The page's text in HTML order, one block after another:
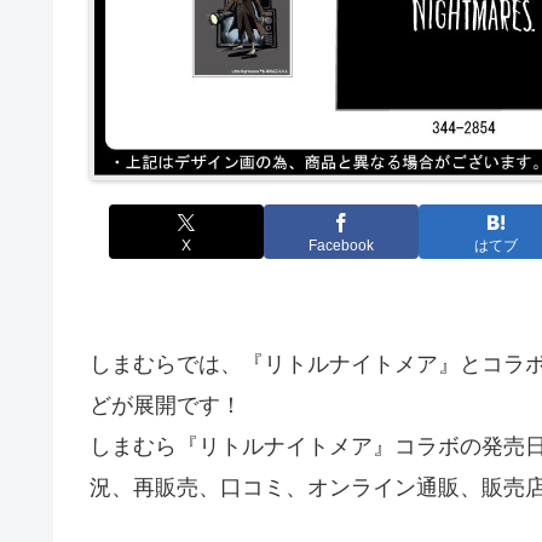
X Facebook はてブ
しまむらでは、『リトルナイトメア』とコ
どが展開です！
しまむら『リトルナイトメア』コラボの発
況、再販売、口コミ、オンライン通販、販売